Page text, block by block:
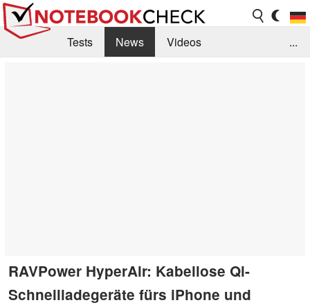
Tests News
Videos
...
RAVPower HyperAir: Kabellose Qi-
Schnellladegeräte fürs iPhone und